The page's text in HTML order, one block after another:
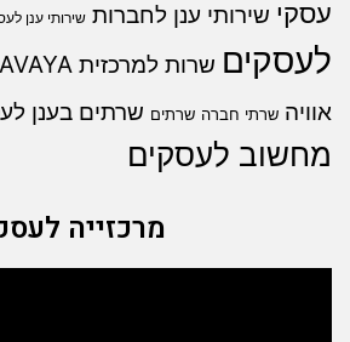
עסקי שירותי ענן לחברות שירותי ענן
לעסקים שרות למרכזית AVAYA
אוויה שרתי חברה שרתים שרתים בענן
מחשוב לעסקים
מרכזייה